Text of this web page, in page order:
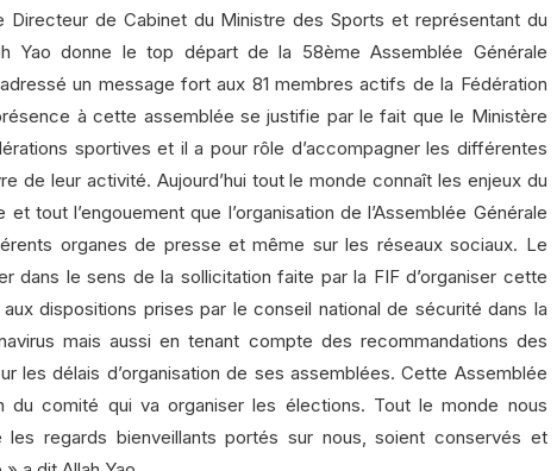
Directeur de Cabinet du Ministre des Sports et représentant du
Yao donne le top départ de la 58ème Assemblée Générale
un message fort aux 81 membres actifs de la Fédération
à cette assemblée se justifie par le fait que le Ministère
sportives et il a pour rôle d’accompagner les différentes
de leur activité. Aujourd’hui tout le monde connaît les enjeux du
tout l’engouement que l’organisation de l’Assemblée Générale
organes de presse et même sur les réseaux sociaux. Le
dans le sens de la sollicitation faite par la FIF d’organiser cette
dispositions prises par le conseil national de sécurité dans la
mais aussi en tenant compte des recommandations des
les délais d’organisation de ses assemblées. Cette Assemblée
du comité qui va organiser les élections. Tout le monde nous
regards bienveillants portés sur nous, soient conservés et